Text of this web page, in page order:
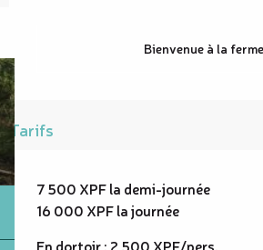
Bienvenue à la ferme
Tarifs
7 500 XPF la demi-journée
16 000 XPF la journée
En dortoir : 2 500 XPF/pers.